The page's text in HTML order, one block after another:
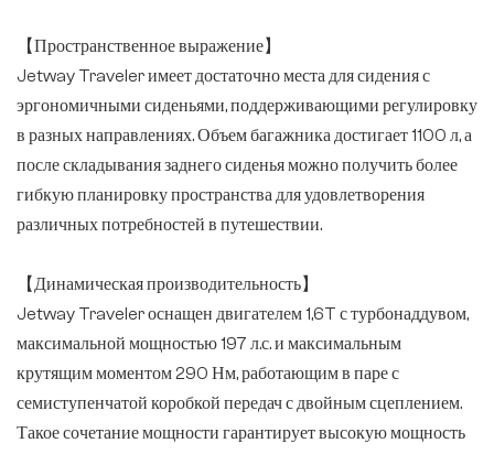
【Пространственное выражение】
Jetway Traveler имеет достаточно места для сидения с
эргономичными сиденьями, поддерживающими регулировку
в разных направлениях. Объем багажника достигает 1100 л, а
после складывания заднего сиденья можно получить более
гибкую планировку пространства для удовлетворения
различных потребностей в путешествии.
【Динамическая производительность】
Jetway Traveler оснащен двигателем 1,6T с турбонаддувом,
максимальной мощностью 197 л.с. и максимальным
крутящим моментом 290 Нм, работающим в паре с
семиступенчатой коробкой передач с двойным сцеплением.
Такое сочетание мощности гарантирует высокую мощность